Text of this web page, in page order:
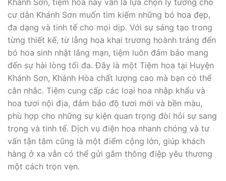
Khánh Sơn, tiệm hoa này vẫn là lựa chọn lý tưởng cho
cư dân Khánh Sơn muốn tìm kiếm những bó hoa đẹp,
đa dạng và tinh tế cho mọi dịp. Với sự sáng tạo trong
từng thiết kế, từ lẵng hoa khai trương hoành tráng đến
bó hoa sinh nhật lãng mạn, tiệm luôn đảm bảo mang
đến sự hài lòng tối đa. Đây là một Tiệm hoa tại Huyện
Khánh Sơn, Khánh Hòa chất lượng cao mà bạn có thể
cân nhắc. Tiệm cung cấp các loại hoa nhập khẩu và
hoa tươi nội địa, đảm bảo độ tươi mới và bền màu,
phù hợp cho những sự kiện quan trọng đòi hỏi sự sang
trọng và tinh tế. Dịch vụ điện hoa nhanh chóng và tư
vấn tận tâm cũng là một điểm cộng lớn, giúp khách
hàng ở xa vẫn có thể gửi gắm thông điệp yêu thương
một cách trọn vẹn.